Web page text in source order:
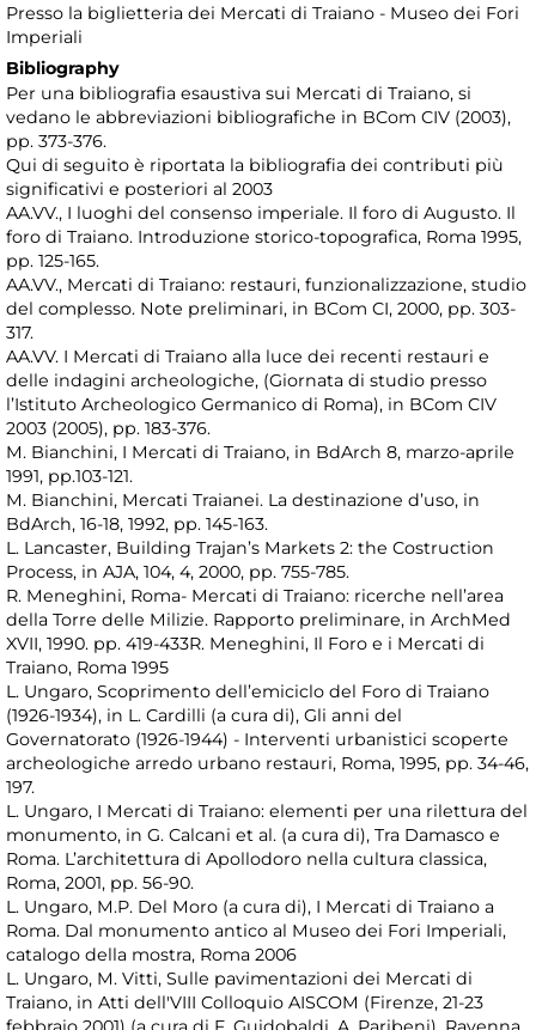
Presso la biglietteria dei Mercati di Traiano - Museo dei Fori
Imperiali
Bibliography
Per una bibliografia esaustiva sui Mercati di Traiano, si
vedano le abbreviazioni bibliografiche in BCom CIV (2003),
pp. 373-376.
Qui di seguito è riportata la bibliografia dei contributi più
significativi e posteriori al 2003
AA.VV., I luoghi del consenso imperiale. Il foro di Augusto. Il
foro di Traiano. Introduzione storico-topografica, Roma 1995,
pp. 125-165.
AA.VV., Mercati di Traiano: restauri, funzionalizzazione, studio
del complesso. Note preliminari, in BCom CI, 2000, pp. 303-
317.
AA.VV. I Mercati di Traiano alla luce dei recenti restauri e
delle indagini archeologiche, (Giornata di studio presso
l’Istituto Archeologico Germanico di Roma), in BCom CIV
2003 (2005), pp. 183-376.
M. Bianchini, I Mercati di Traiano, in BdArch 8, marzo-aprile
1991, pp.103-121.
M. Bianchini, Mercati Traianei. La destinazione d’uso, in
BdArch, 16-18, 1992, pp. 145-163.
L. Lancaster, Building Trajan’s Markets 2: the Costruction
Process, in AJA, 104, 4, 2000, pp. 755-785.
R. Meneghini, Roma- Mercati di Traiano: ricerche nell’area
della Torre delle Milizie. Rapporto preliminare, in ArchMed
XVII, 1990. pp. 419-433R. Meneghini, Il Foro e i Mercati di
Traiano, Roma 1995
L. Ungaro, Scoprimento dell’emiciclo del Foro di Traiano
(1926-1934), in L. Cardilli (a cura di), Gli anni del
Governatorato (1926-1944) - Interventi urbanistici scoperte
archeologiche arredo urbano restauri, Roma, 1995, pp. 34-46,
197.
L. Ungaro, I Mercati di Traiano: elementi per una rilettura del
monumento, in G. Calcani et al. (a cura di), Tra Damasco e
Roma. L’architettura di Apollodoro nella cultura classica,
Roma, 2001, pp. 56-90.
L. Ungaro, M.P. Del Moro (a cura di), I Mercati di Traiano a
Roma. Dal monumento antico al Museo dei Fori Imperiali,
catalogo della mostra, Roma 2006
L. Ungaro, M. Vitti, Sulle pavimentazioni dei Mercati di
Traiano, in Atti dell'VIII Colloquio AISCOM (Firenze, 21-23